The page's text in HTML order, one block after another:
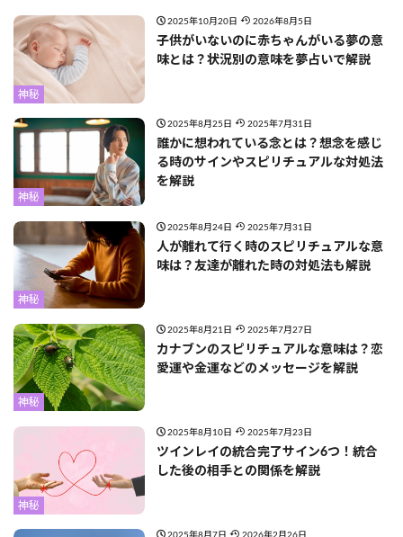
神秘
2025年10月20日 2026年8月5日
子供がいないのに赤ちゃんがいる夢の意
味とは？状況別の意味を夢占いで解説
神秘
2025年8月25日 2025年7月31日
誰かに想われている念とは？想念を感じ
る時のサインやスピリチュアルな対処法
を解説
神秘
2025年8月24日 2025年7月31日
人が離れて行く時のスピリチュアルな意
味は？友達が離れた時の対処法も解説
神秘
2025年8月21日 2025年7月27日
カナブンのスピリチュアルな意味は？恋
愛運や金運などのメッセージを解説
神秘
2025年8月10日 2025年7月23日
ツインレイの統合完了サイン6つ！統合
した後の相手との関係を解説